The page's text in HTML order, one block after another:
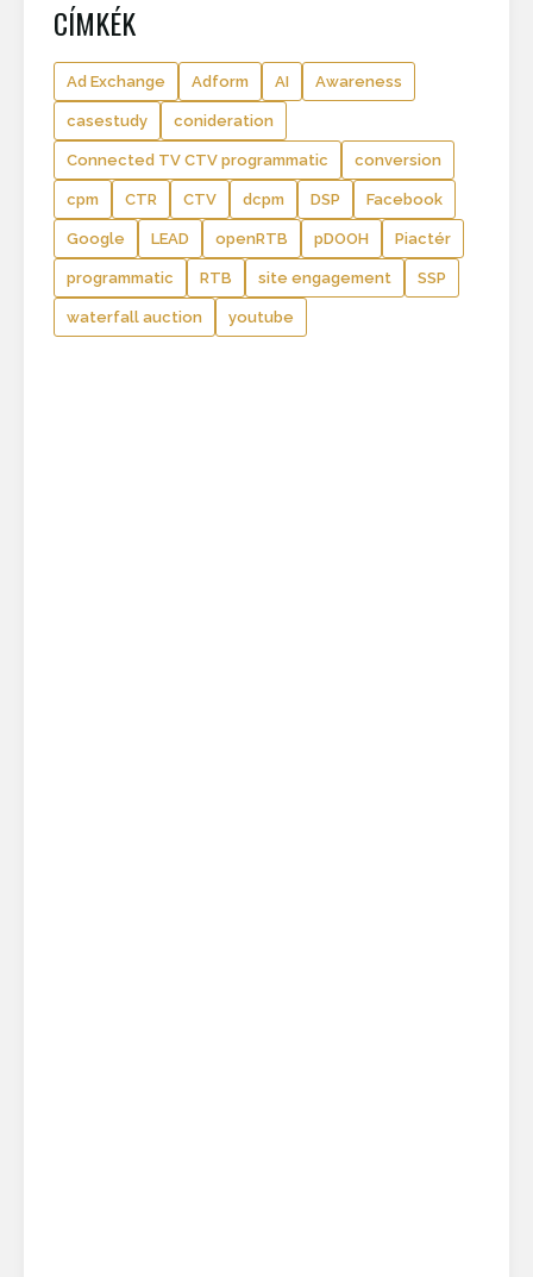
CÍMKÉK
Ad Exchange Adform AI Awareness
casestudy conideration
Connected TV CTV programmatic conversion
cpm CTR CTV dcpm DSP Facebook
Google LEAD openRTB pDOOH Piactér
programmatic RTB site engagement SSP
waterfall auction youtube